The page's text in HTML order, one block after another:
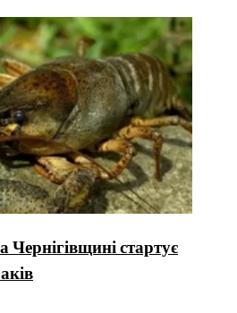
Чернігівщині стартує